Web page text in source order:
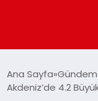
Ana Sayfa Gündem
Akdeniz’de 4.2